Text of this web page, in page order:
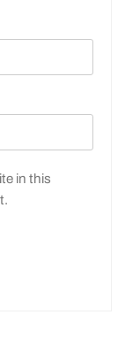
in this